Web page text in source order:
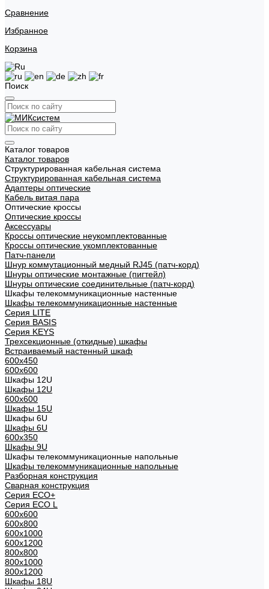
Сравнение
Избранное
Корзина
Поиск
Каталог товаров
Каталог товаров
Структурированная кабельная система
Структурированная кабельная система
Адаптеры оптические
Кабель витая пара
Оптические кроссы
Оптические кроссы
Аксессуары
Кроссы оптические неукомплектованные
Кроссы оптические укомплектованные
Патч-панели
Шнур коммутационный медный RJ45 (патч-корд)
Шнуры оптические монтажные (пигтейл)
Шнуры оптические соединительные (патч-корд)
Шкафы телекоммуникационные настенные
Шкафы телекоммуникационные настенные
Cерия LITE
Cерия BASIS
Cерия KEYS
Трехсекционные (откидные) шкафы
Встраиваемый настенный шкаф
600x450
600x600
Шкафы 12U
Шкафы 12U
600x600
Шкафы 15U
Шкафы 6U
Шкафы 6U
600x350
Шкафы 9U
Шкафы телекоммуникационные напольные
Шкафы телекоммуникационные напольные
Разборная конструкция
Сварная конструкция
Серия ECO+
Серия ECO L
600x600
600x800
600х1000
600х1200
800x800
800х1000
800х1200
Шкафы 18U